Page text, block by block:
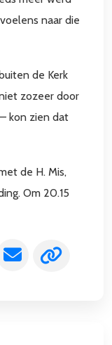
naar die
de Kerk
zozeer door
kon zien dat
de H. Mis,
Om 20.15